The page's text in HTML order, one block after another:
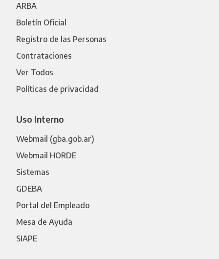
ARBA
Boletín Oficial
Registro de las Personas
Contrataciones
Ver Todos
Políticas de privacidad
Uso Interno
Webmail (gba.gob.ar)
Webmail HORDE
Sistemas
GDEBA
Portal del Empleado
Mesa de Ayuda
SIAPE